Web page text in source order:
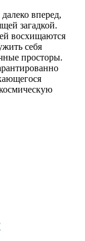
вперед,
загадкой.
восхищаются
себя
просторы.